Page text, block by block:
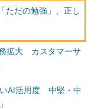
ただの勉強」、正し
拡大 カスタマーサ
AI活用度 中堅・中